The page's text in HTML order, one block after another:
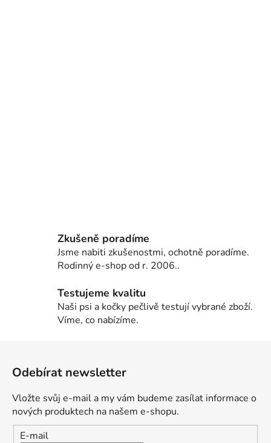
Zkušeně poradíme
Jsme nabiti zkušenostmi, ochotně poradíme.
Rodinný e-shop od r. 2006..
Testujeme kvalitu
Naši psi a kočky pečlivě testují vybrané zboží.
Víme, co nabízíme.
Odebírat newsletter
Vložte svůj e-mail a my vám budeme zasílat informace o
nových produktech na našem e-shopu.
E-mail